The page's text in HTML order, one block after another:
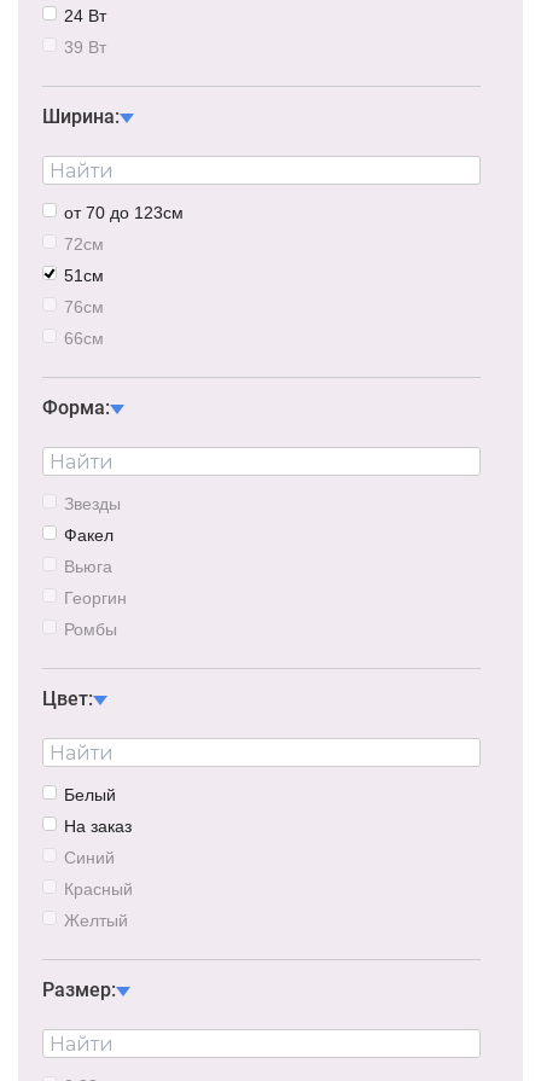
24 Вт
39 Вт
30 Вт
29Вт
32Вт
33Вт
50Вт
Ширина:
от 70 до 123см
72см
51см
76см
66см
90см
65см
68см
75см
116см
63,5см
Форма:
Звезды
Факел
Вьюга
Георгин
Ромбы
Ёлка
Ёлочная игрушка
Щука
Ветки
Снежинка
Ловец снов
Лилия
Хвост Колибри
Цвет:
Белый
На заказ
Синий
Красный
Желтый
Синие-белый
Желто-красный
Размер: